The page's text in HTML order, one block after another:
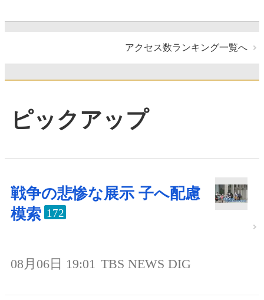
アクセス数ランキング一覧へ
ピックアップ
戦争の悲惨な展示 子へ配慮
模索 172
08月06日 19:01 TBS NEWS DIG